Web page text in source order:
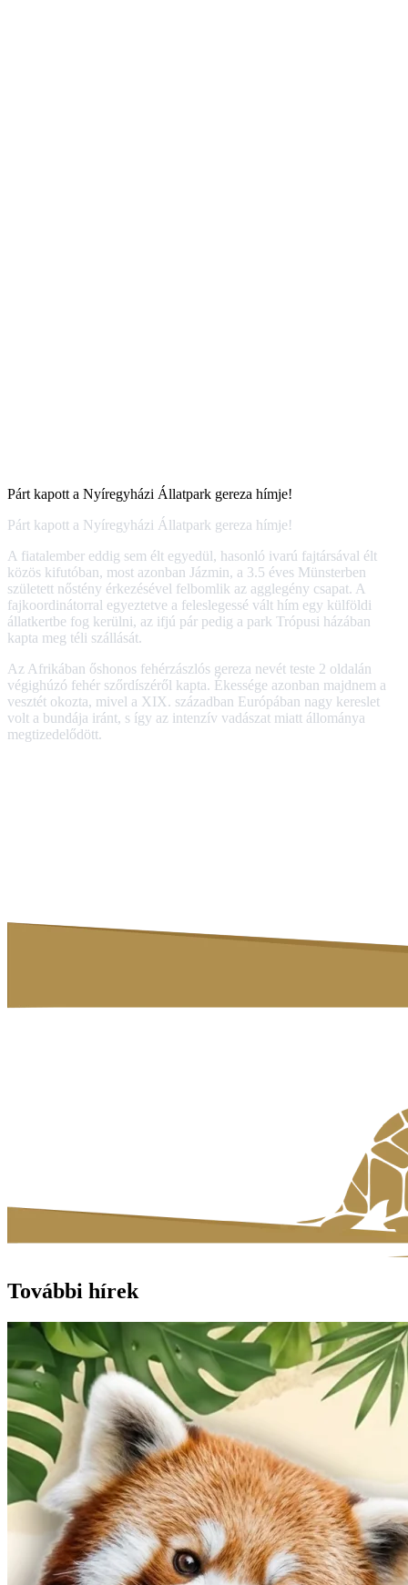
Párt kapott a Nyíregyházi Állatpark gereza hímje!
Párt kapott a Nyíregyházi Állatpark gereza hímje!
A fiatalember eddig sem élt egyedül, hasonló ivarú fajtársával élt
közös kifutóban, most azonban Jázmin, a 3.5 éves Münsterben
született nőstény érkezésével felbomlik az agglegény csapat. A
fajkoordinátorral egyeztetve a feleslegessé vált hím egy külföldi
állatkertbe fog kerülni, az ifjú pár pedig a park Trópusi házában
kapta meg téli szállását.
Az Afrikában őshonos fehérzászlós gereza nevét teste 2 oldalán
végighúzó fehér szőrdíszéről kapta. Ékessége azonban majdnem a
vesztét okozta, mivel a XIX. században Európában nagy kereslet
volt a bundája iránt, s így az intenzív vadászat miatt állománya
megtizedelődött.
További hírek